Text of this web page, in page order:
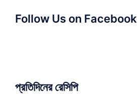
Follow Us on Facebook
প্রতিদিনের রেসিপি